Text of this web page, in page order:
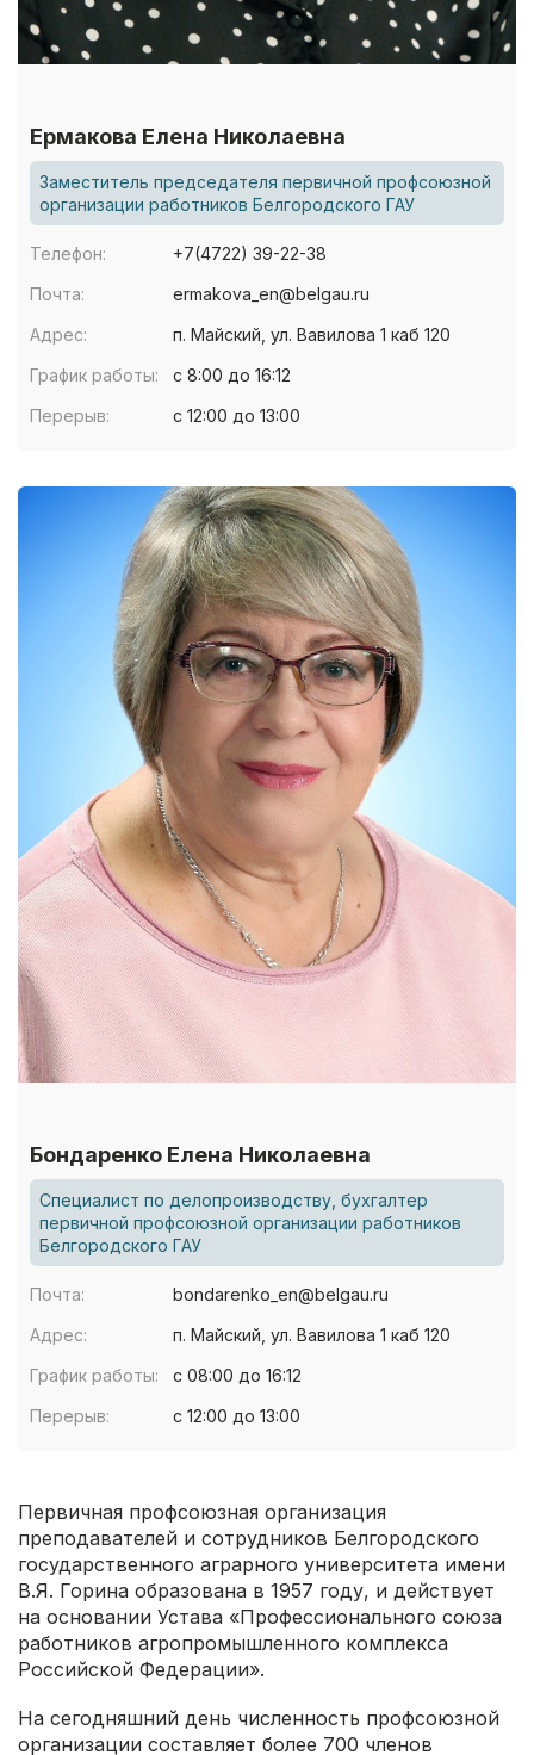
Ермакова Елена Николаевна
Заместитель председателя первичной профсоюзной
организации работников Белгородского ГАУ
Телефон:
+7(4722) 39-22-38
Почта:
ermakova_en@belgau.ru
Адрес:
п. Майский, ул. Вавилова 1 каб 120
График работы:
с 8:00 до 16:12
Перерыв:
с 12:00 до 13:00
Бондаренко Елена Николаевна
Специалист по делопроизводству, бухгалтер
первичной профсоюзной организации работников
Белгородского ГАУ
Почта:
bondarenko_en@belgau.ru
Адрес:
п. Майский, ул. Вавилова 1 каб 120
График работы:
с 08:00 до 16:12
Перерыв:
с 12:00 до 13:00
Первичная профсоюзная организация
преподавателей и сотрудников Белгородского
государственного аграрного университета имени
В.Я. Горина образована в 1957 году, и действует
на основании Устава «Профессионального союза
работников агропромышленного комплекса
Российской Федерации».
На сегодняшний день численность профсоюзной
организации составляет более 700 членов